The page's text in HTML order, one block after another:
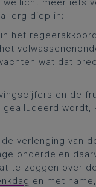
wellicht meer iets
erg diep in;
het
wat dat
en de
wordt,
verlenging van
onderdelen
te zeggen over
en met